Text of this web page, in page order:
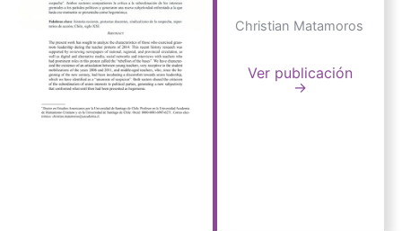
Christian Matamoros
Ver publicación
→